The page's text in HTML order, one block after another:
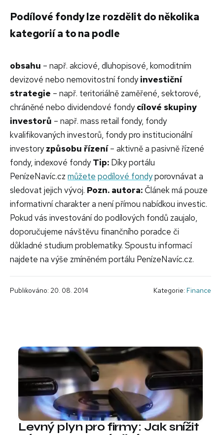
Podílové fondy lze rozdělit do několika
kategorií a to na podle
obsahu – např. akciové, dluhopisové, komoditním
devizové nebo nemovitostní fondyinvestiční
strategie – např. teritoriálně zaměřené, sektorové,
chráněné nebo dividendové fondycílové skupiny
investorů – např. mass retail fondy, fondy
kvalifikovaných investorů, fondy pro institucionální
investoryzpůsobu řízení– aktivně a pasivně řízené
fondy, indexové fondyTip: Díky portálu
PenízeNavíc.cz můžete podílové fondyporovnávat a
sledovat jejich vývoj. Pozn. autora: Článek má pouze
informativní charakter a není přímou nabídkou investic.
Pokud vás investování do podílových fondů zaujalo,
doporučujeme návštěvu finančního poradce či
důkladné studium problematiky. Spoustu informací
najdete na výše zmíněném portálu PenízeNavíc.cz.
Publikováno: 20. 08. 2014 Kategorie: Finance
Levný plyn pro firmy: Jak snížit